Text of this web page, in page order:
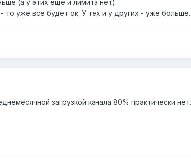
(а у этих еще и лимита нет).
то уже все будет ок. У тех и у других - уже больше.
загрузкой канала 80% практически нет.